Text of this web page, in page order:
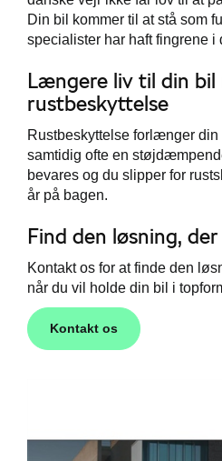
og bilpleje
Din bil kommer til at stå som
specialister har haft fingrene i
Længere liv til din bil
rustbeskyttelse
Rustbeskyttelse forlænger
samtidig ofte en
bevares og du slipper for
år på bagen.
Find den løsning,
Kontakt os for at finde den
når du vil holde din bil i
Kontakt os